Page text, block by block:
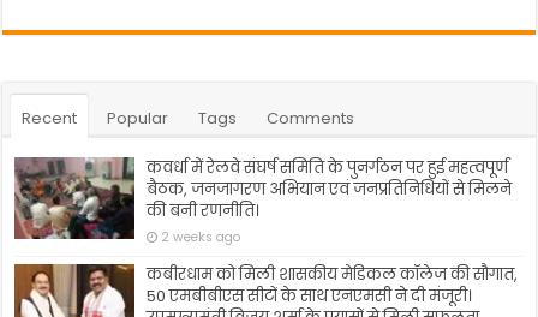
Recent Popular Tags Comments
कवर्धा में रेलवे संघर्ष समिति के पुनर्गठन पर हुई महत्वपूर्ण
बैठक, जनजागरण अभियान एवं जनप्रतिनिधियों से मिलने
की बनी रणनीति।
2 weeks ago
कबीरधाम को मिली शासकीय मेडिकल कॉलेज की सौगात,
50 एमबीबीएस सीटों के साथ एनएमसी ने दी मंजूरी।